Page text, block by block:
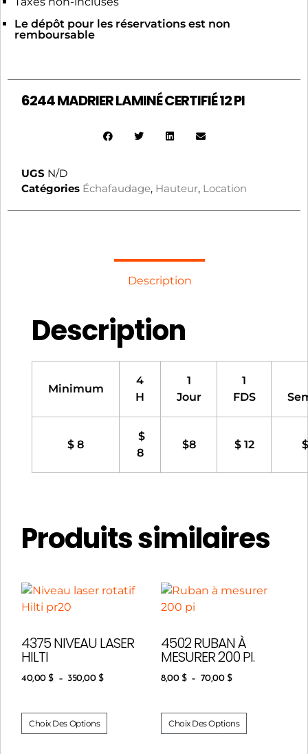
Le dépôt pour les réservations est non
remboursable
6244 MADRIER LAMINÉ CERTIFIÉ 12 PI
UGS N/D
Catégories Échafaudage, Hauteur, Location
Description
Description
Minimum
4
H
1
Jour
1
FDS
$ 8
$
8
$8 $ 12
Produits similaires
4375 NIVEAU LASER
HILTI
40,00$ – 350,00 $
Choix Des Options
4502 RUBAN À
MESURER 200 PI.
8,00 $ – 70,00 $
Choix Des Options